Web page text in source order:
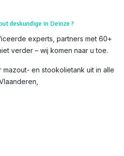
deskundige in Deinze ?
experts, partners met 60+
verder – wij komen naar u toe.
en stookolietank uit in alle